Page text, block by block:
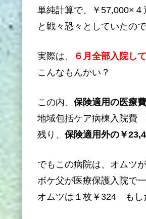
単純計算で、￥57,000×
と戦々恐々としていたので
実際は、 ６月全部入院し
こんなもんかい？
この内、 保険適用の医療
地域包括ケア病棟入院費
残り、 保険適用外の￥
でもこの病院は、オムツ
ボケ父が医療保護入院で
オムツは１枚￥324 もし